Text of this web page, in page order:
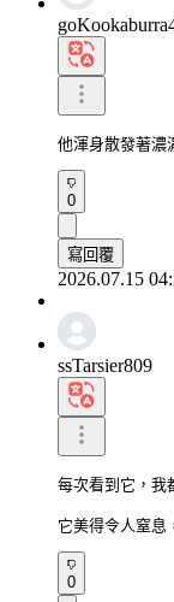
他渾身散發著濃
0
寫回覆
2026.07.15
ssTarsier809
每次看到它，我
它美得令人窒息
0